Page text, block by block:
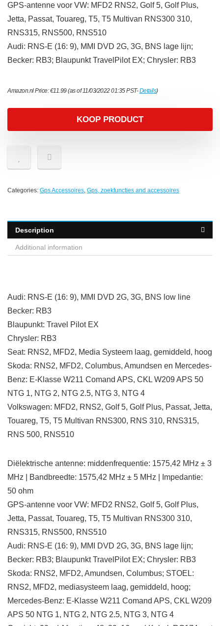
GPS-antenne voor VW: MFD2 RNS2, Golf 5, Golf Plus,
Jetta, Passat, Touareg, T5, T5 Multivan RNS300 310,
RNS315, RNS500, RNS510
Audi: RNS-E (16: 9), MMI DVD 2G, 3G, BNS lage lijn;
Becker: RB3; Blaupunkt TravelPilot EX; Chrysler: RB3
Amazon.nl Price:€11.99(as of 11/03/2022 01:35 PST-Details)
KOOP PRODUCT
Categories: Gps Accessoires, Gps, zoekfuncties and accessoires
Description
Additional information
Audi: RNS-E (16: 9), MMI DVD 2G, 3G, BNS low line
Becker: RB3
Blaupunkt: Travel Pilot EX
Chrysler: RB3
Seat: RNS2, MFD2, Media Systeem laag, gemiddeld, hoog
Skoda: RNS2, MFD2, Columbus, Amundsen en Mercedes-
Benz: E-Klasse W211 Comand APS, CKL W209 APS 50
NTG 1, NTG 2, NTG 2.5, NTG 3, NTG 4
Volkswagen: MFD2, RNS2, Golf 5, Golf Plus, Passat, Jetta,
Touareg, T5, T5 Multivan RNS300, RNS 310, RNS315,
RNS 500, RNS510
Diëlektrische antenne: middenfrequentie: 1575,42 MHz ± 3
MHz | Bandbreedte: 1575,42 MHz ± 5 MHz | Impedantie:
50 ohm
GPS-antenne voor VW: MFD2 RNS2, Golf 5, Golf Plus,
Jetta, Passat, Touareg, T5, T5 Multivan RNS300 310,
RNS315, RNS500, RNS510
Audi: RNS-E (16: 9), MMI DVD 2G, 3G, BNS lage lijn;
Becker: RB3; Blaupunkt TravelPilot EX; Chrysler: RB3
Skoda: RNS2, MFD2, Amundsen, Columbus; STOEL:
RNS2, MFD2, mediasysteem laag, gemiddeld, hoog;
Mercedes-Benz: E-Klasse W211 Comand APS, CKL W209
APS 50 NTG 1, NTG 2, NTG 2.5, NTG 3, NTG 4